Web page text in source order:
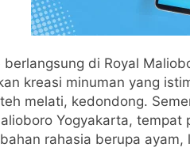
di Royal
kreasi minuman yang
melati, kedondong.
Yogyakarta,
rahasia berupa